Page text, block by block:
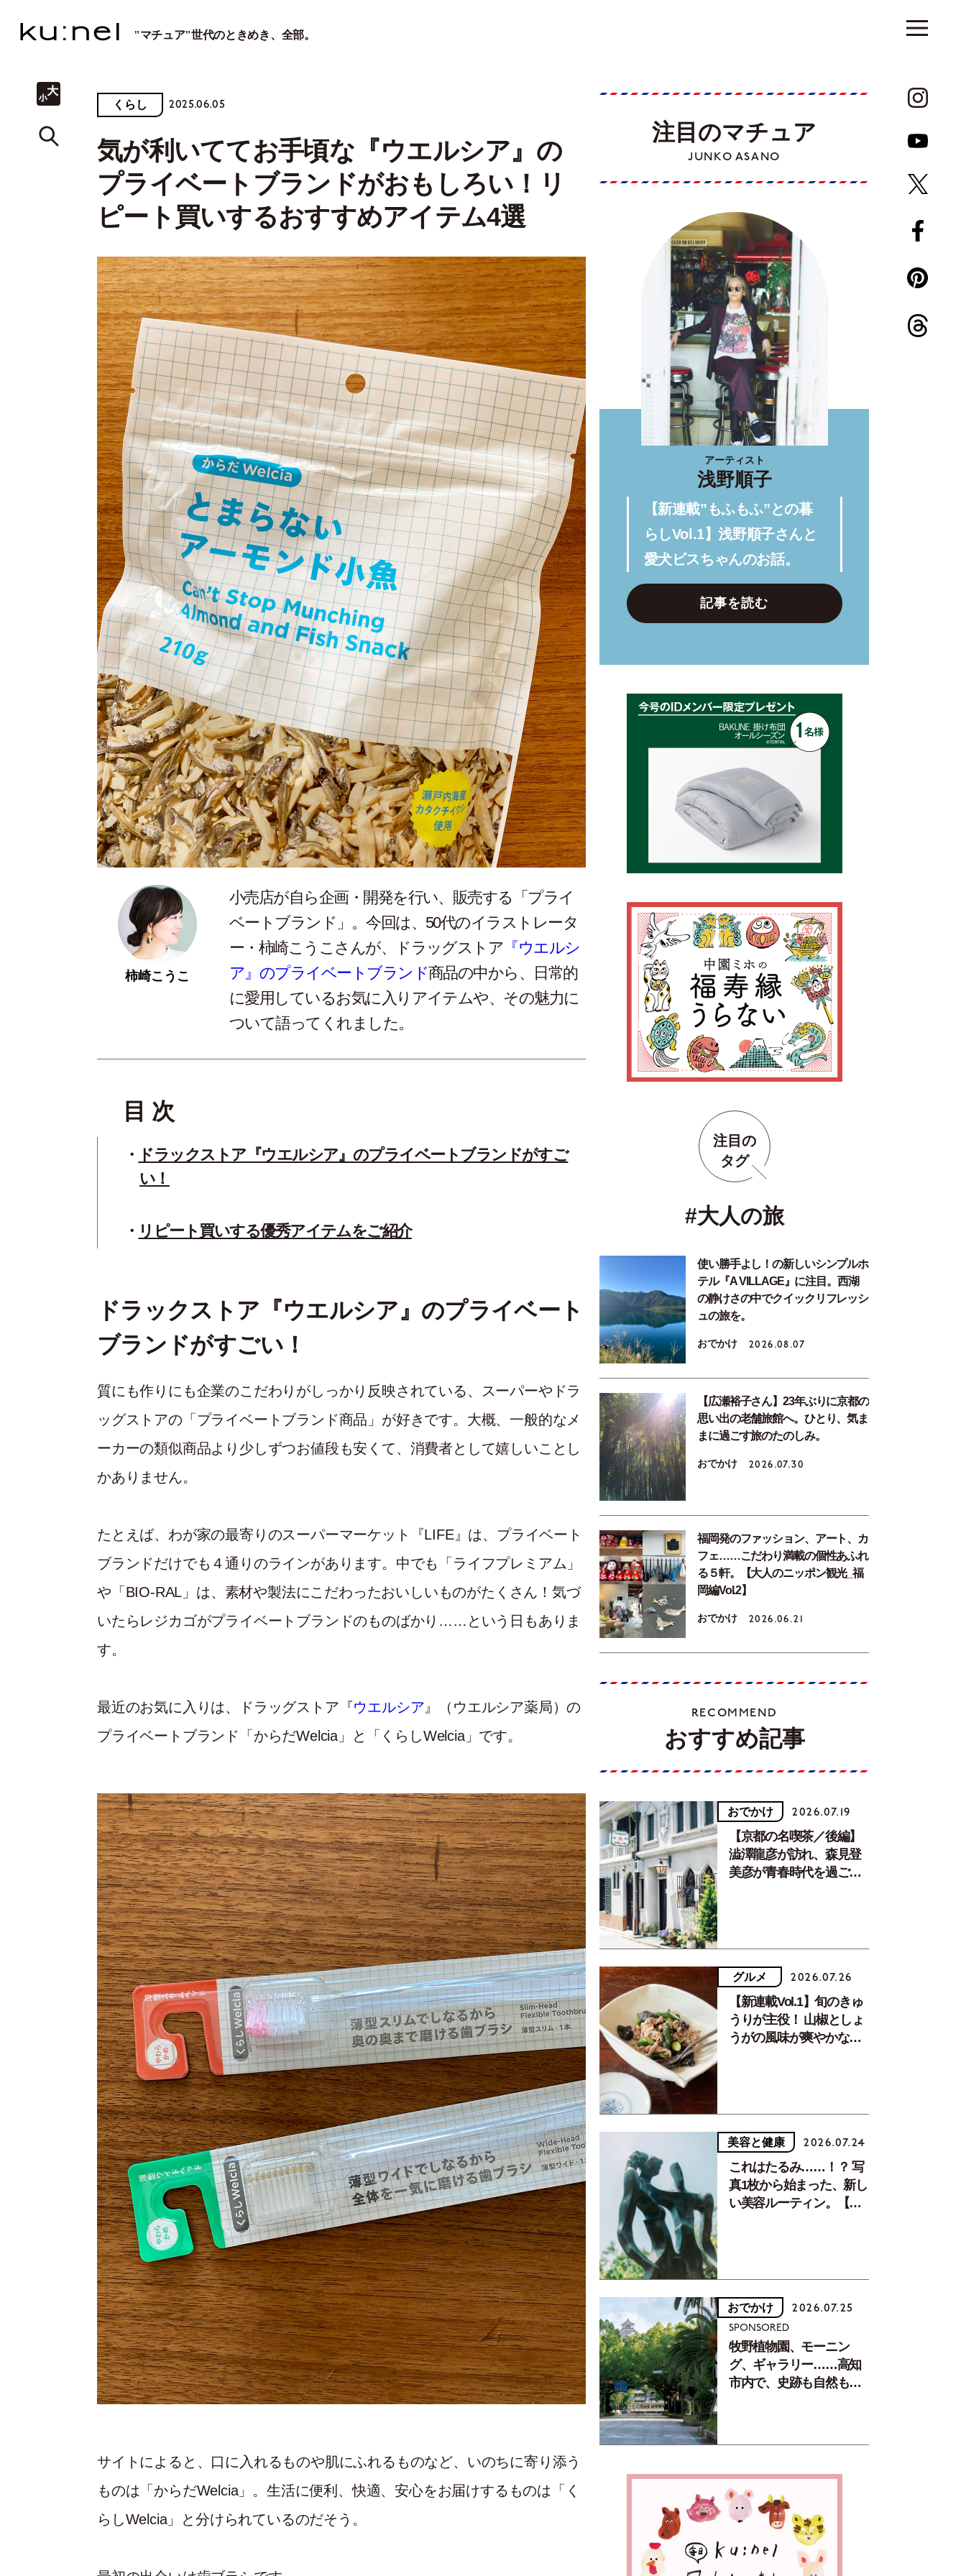
"マチュア"世代のときめき、全部。
くらし 2025.06.05
気が利いててお手頃な『ウエルシア』の
プライベートブランドがおもしろい！リ
ピート買いするおすすめアイテム4選
柿崎こうこ
小売店が自ら企画・開発を行い、販売する「プライ
ベートブランド」。今回は、50代のイラストレータ
ー・柿崎こうこさんが、ドラッグストア 『ウエルシ
ア』のプライベートブランド商品の中から、日常的
に愛用しているお気に入りアイテムや、その魅力に
ついて語ってくれました。
目 次
ドラックストア『ウエルシア』のプライベートブランドがすご
い！
リピート買いする優秀アイテムをご紹介
ドラックストア『ウエルシア』のプライベート
ブランドがすごい！
質にも作りにも企業のこだわりがしっかり反映されている、スーパーやドラ
ッグストアの「プライベートブランド商品」が好きです。大概、一般的なメ
ーカーの類似商品より少しずつお値段も安くて、消費者として嬉しいことし
かありません。
たとえば、わが家の最寄りのスーパーマーケット『LIFE』は、プライベート
ブランドだけでも４通りのラインがあります。中でも「ライフプレミアム」
や「BIO-RAL」は、素材や製法にこだわったおいしいものがたくさん！気づ
いたらレジカゴがプライベートブランドのものばかり……という日もありま
す。
最近のお気に入りは、ドラッグストア『ウエルシア 』（ウエルシア薬局）の
プライベートブランド「からだWelcia」と「くらしWelcia」です。
サイトによると、口に入れるものや肌にふれるものなど、いのちに寄り添う
ものは「からだWelcia」。生活に便利、快適、安心をお届けするものは「く
らしWelcia」と分けられているのだそう。
注目のマチュア
JUNKO ASANO
アーティスト
浅野順子
【新連載”もふもふ”との暮
らしVol.1】浅野順子さんと
愛犬ビスちゃんのお話。
記事を読む
注目の
タグ
#大人の旅
使い勝手よし！の新しいシンプルホ
テル『A VILLAGE』に注目。西湖
の静けさの中でクイックリフレッシ
ュの旅を。
おでかけ 2026.08.07
【広瀬裕子さん】23年ぶりに京都の
思い出の老舗旅館へ。ひとり、気ま
まに過ごす旅のたのしみ。
おでかけ 2026.07.30
福岡発のファッション、アート、カ
フェ……こだわり満載の個性あふれ
る５軒。【大人のニッポン観光_福
岡編Vol.2】
おでかけ 2026.06.21
RECOMMEND
おすすめ記事
おでかけ 2026.07.19
【京都の名喫茶／後編】
澁澤龍彦が訪れ、森見登
美彦が青春時代を過ごし
グルメ 2026.07.26
【新連載Vol.1】旬のきゅ
うりが主役！ 山椒としょ
うがの風味が爽やかな、
美容と健康 2026.07.24
これはたるみ……！？ 写
真1枚から始まった、新し
い美容ルーティン。【中
おでかけ 2026.07.25
SPONSORED
牧野植物園、モーニン
グ、ギャラリー……高知
市内で、史跡も自然もグ